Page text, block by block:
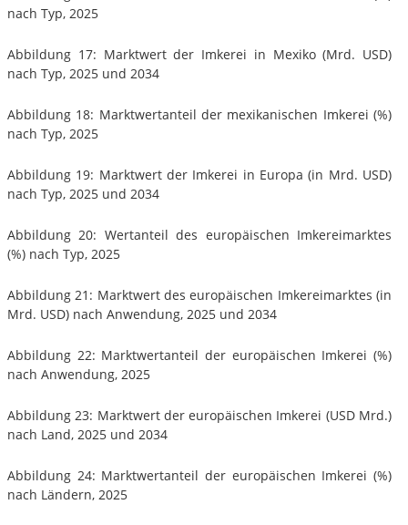
nach Typ, 2025
Abbildung 17: Marktwert der Imkerei in Mexiko (Mrd. USD)
nach Typ, 2025 und 2034
Abbildung 18: Marktwertanteil der mexikanischen Imkerei (%)
nach Typ, 2025
Abbildung 19: Marktwert der Imkerei in Europa (in Mrd. USD)
nach Typ, 2025 und 2034
Abbildung 20: Wertanteil des europäischen Imkereimarktes
(%) nach Typ, 2025
Abbildung 21: Marktwert des europäischen Imkereimarktes (in
Mrd. USD) nach Anwendung, 2025 und 2034
Abbildung 22: Marktwertanteil der europäischen Imkerei (%)
nach Anwendung, 2025
Abbildung 23: Marktwert der europäischen Imkerei (USD Mrd.)
nach Land, 2025 und 2034
Abbildung 24: Marktwertanteil der europäischen Imkerei (%)
nach Ländern, 2025